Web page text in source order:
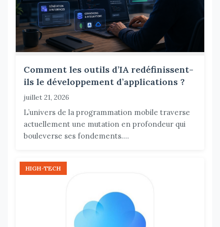
Comment les outils d’IA redéfinissent-
ils le développement d’applications ?
juillet 21, 2026
L’univers de la programmation mobile traverse
actuellement une mutation en profondeur qui
bouleverse ses fondements....
HIGH-TECH